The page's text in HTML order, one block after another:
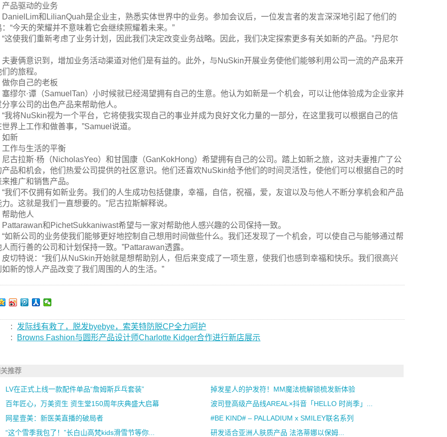
产品驱动的业务
DanielLim和LilianQuah是企业主，熟悉实体世界中的业务。参加会议后，一位发言者的发言深深地引起了他们的
：“今天的荣耀并不意味着它会继续照耀着未来。”
“这使我们重新考虑了业务计划，因此我们决定改变业务战略。因此，我们决定探索更多有关如新的产品。”丹尼尔
夫妻俩意识到，增加业务活动渠道对他们是有益的。此外，与NuSkin开展业务使他们能够利用公司一流的产品来开
的旅程。
做你自己的老板
塞缪尔·谭（SamuelTan）小时候就已经渴望拥有自己的生意。他认为如新是一个机会，可以让他体验成为企业家并
分享公司的出色产品来帮助他人。
“我将NuSkin视为一个平台，它将使我实现自己的事业并成为良好文化力量的一部分，在这里我可以根据自己的信
世界上工作和做善事，”Samuel说道。
如新
工作与生活的平衡
尼古拉斯·杨（NicholasYeo）和甘国康（GanKokHong）希望拥有自己的公司。踏上如新之旅，这对夫妻推广了公
产品和机会，他们热爱公司提供的社区意识。他们还喜欢NuSkin给予他们的时间灵活性，使他们可以根据自己的时
推广和销售产品。
“我们不仅拥有如新业务。我们的人生成功包括健康，幸福，自信，祝福，爱，友谊以及与他人不断分享机会和产品
力。这就是我们一直想要的。”尼古拉斯解释说。
帮助他人
Pattarawan和PichetSukkaniwast希望与一家对帮助他人感兴趣的公司保持一致。
“如新公司的业务使我们能够更好地控制自己想用时间做些什么。我们还发现了一个机会，可以使自己与能够通过帮
人而行善的公司和计划保持一致。”Pattarawan透露。
皮切特说：“我们从NuSkin开始就是想帮助别人，但后来变成了一项生意，使我们也感到幸福和快乐。我们很高兴
如新的惊人产品改变了我们周围的人的生活。”
:
发际线有救了，脱发byebye，索芙特防脱CP全力呵护
:
Browns Fashion与圆形产品设计师Charlotte Kidger合作进行新店展示
推荐
LV在正式上线一款配件单品“詹姆斯乒乓套装”
掉发星人的护发符！MM魔法梳解锁梳发新体验
百年匠心，万美资生 资生堂150周年庆典盛大启幕
波司登高级产品线AREAL×抖音「HELLO 时尚季」...
网星壹美：新医美直播的破局者
#BE KIND# – PALLADIUM x SMILEY联名系列
“这个雪季我包了！”长白山高梵kids滑雪节等你...
研发适合亚洲人肤质产品 法洛蒂娜以保姆...